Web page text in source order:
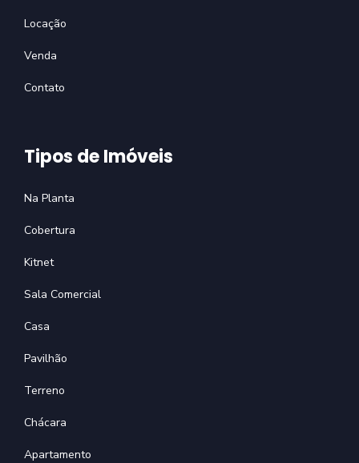
Locação
Venda
Contato
Tipos de Imóveis
Na Planta
Cobertura
Kitnet
Sala Comercial
Casa
Pavilhão
Terreno
Chácara
Apartamento